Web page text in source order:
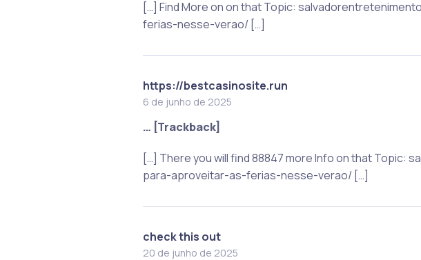
[…] Find More on on that Topic:
ferias-nesse-verao/ […]
https://bestcasinosite.run
6 de junho de 2025
… [Trackback]
[…] There you will find 88847 more Info on that
para-aproveitar-as-ferias-nesse-verao/ […]
check this out
20 de junho de 2025